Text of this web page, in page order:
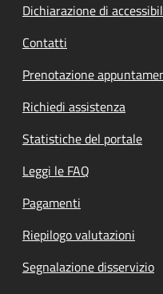
Dichiarazione di
Contatti
Prenotazione
Richiedi assistenza
Statistiche del portale
Leggi le FAQ
Pagamenti
Riepilogo valutazioni
Segnalazione disservizio